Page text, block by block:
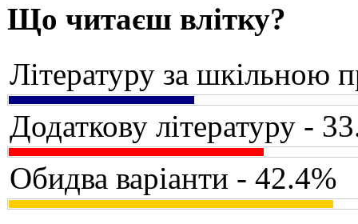
Що читаєш влітку?
Літературу за шкільною
Додаткову літературу -
Обидва варіанти - 42.4%